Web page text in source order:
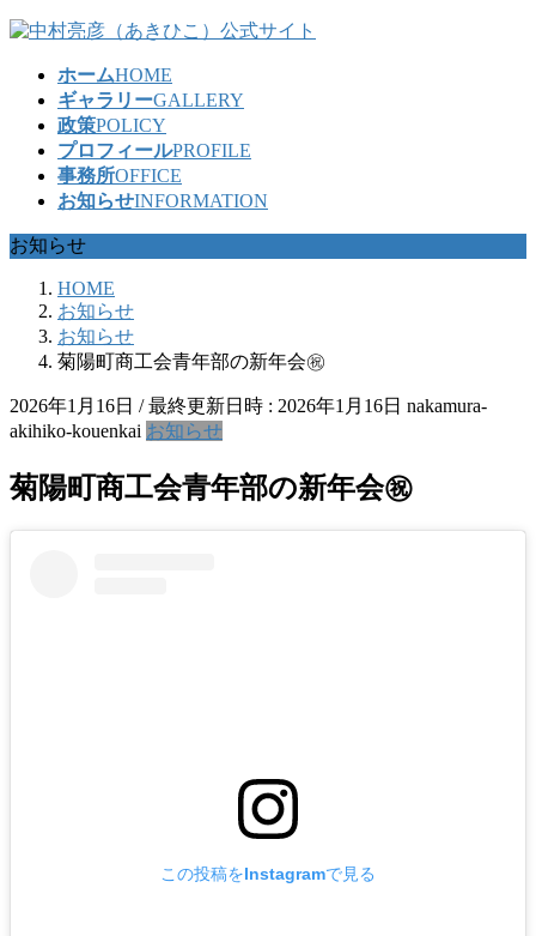
コ
ッ
プ
ナ
移
動
ホームHOME
ギャラリーGALLERY
政策POLICY
プロフィールPROFILE
事務所OFFICE
お知らせINFORMATION
お知らせ
HOME
お知らせ
お知らせ
菊陽町商工会青年部の新年会㊗️
2026年1月16日 / 最終更新日時 : 2026年1月16日 nakamura-
akihiko-kouenkai お知らせ
菊陽町商工会青年部の新年会㊗️
この投稿をInstagramで見る